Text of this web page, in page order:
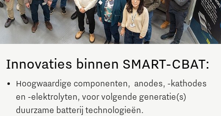
Innovaties binnen SMART-CBAT:
Hoogwaardige componenten, anodes, -kathodes
en -elektrolyten, voor volgende generatie(s)
duurzame batterij technologieën.